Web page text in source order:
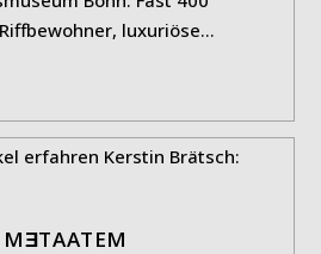
luxuriöse…